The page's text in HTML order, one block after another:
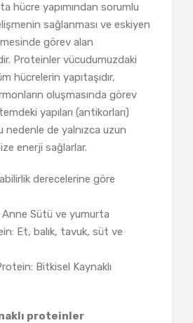
hücre yapımından sorumlu
sağlanması ve eskiyen
görev alan
Proteinler vücudumuzdaki
hücrelerin yapıtaşıdır,
oluşmasında görev
yapıları (antikorları)
nedenle de yalnızca uzun
enerji sağlarlar.
derecelerine göre
Anne Sütü ve yumurta
Et, balık, tavuk, süt ve
Bitkisel Kaynaklı
proteinler